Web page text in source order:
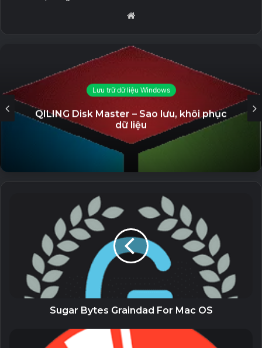
mất về bên phải.
AutoPlay Menu Builder Unlocked – Tạo
Menu phát tự động
19 September, 2023
GiliSoft Secure Disc Creator Unlocked
– Ghi đĩa CD/DVD và bảo mật dữ liệu
7 September, 2023
Unlocked) – Sửa chữa file video bị lỗi
5 September, 2023
Eltima USB Network Gate Unlocked –
Phần mềm hỗ trợ chia sẻ kết nối USB
qua Internet
23 August, 2023
Nhiều template và dạng ảnh động
Lưu trữ dữ liệu Windows
QILING Disk Master – Sao lưu, khôi phục
dữ liệu
Sugar Bytes Graindad For Mac OS